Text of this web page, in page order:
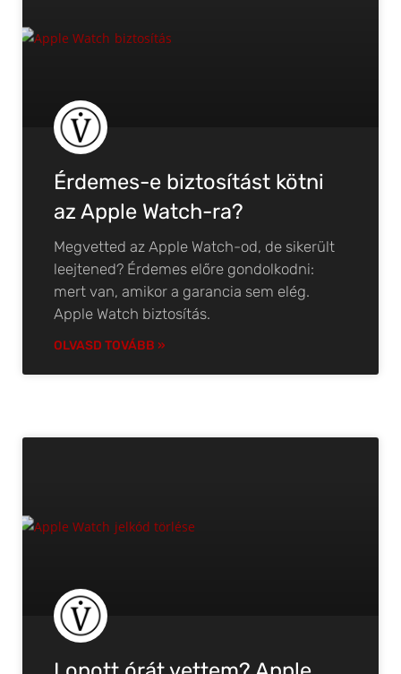
Érdemes-e biztosítást kötni
az Apple Watch-ra?
Megvetted az Apple Watch-od, de sikerült
leejtened? Érdemes előre gondolkodni:
mert van, amikor a garancia sem elég.
Apple Watch biztosítás.
OLVASD TOVÁBB »